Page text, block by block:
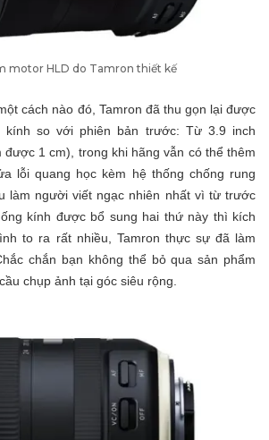
motor HLD do Tamron thiết kế
cách nào đó, Tamron đã thu gọn lại được
kính so với phiên bản trước: Từ 3.9 inch
được 1 cm), trong khi hãng vẫn có thể thêm
lỗi quang học kèm hệ thống chống rung
làm người viết ngạc nhiên nhất vì từ trước
kính được bổ sung hai thứ này thì kích
to ra rất nhiều, Tamron thực sự đã làm
chắn bạn không thể bỏ qua sản phẩm
chụp ảnh tại góc siêu rộng.